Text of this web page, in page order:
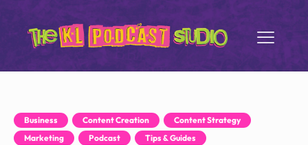
Business Content Creation Content Strategy
Marketing
Podcast Tips & Guides